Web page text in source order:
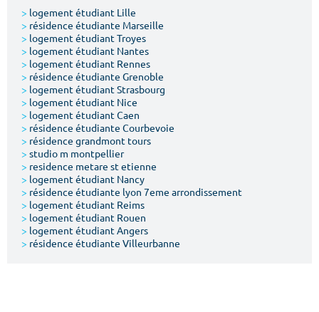
Type de location
Votre date d'entrée
> logement étudiant Lille
> résidence étudiante Marseille
> logement étudiant Troyes
> logement étudiant Nantes
> logement étudiant Rennes
> résidence étudiante Grenoble
> logement étudiant Strasbourg
> logement étudiant Nice
> logement étudiant Caen
> résidence étudiante Courbevoie
> résidence grandmont tours
> studio m montpellier
> residence metare st etienne
> logement étudiant Nancy
> résidence étudiante lyon 7eme arrondissement
> logement étudiant Reims
> logement étudiant Rouen
> logement étudiant Angers
> résidence étudiante Villeurbanne